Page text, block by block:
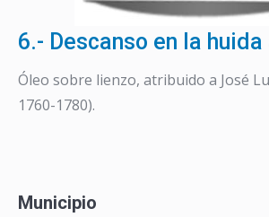
6.- Descanso en la
Óleo sobre lienzo, atribuido a José
1760-1780).
Municipio